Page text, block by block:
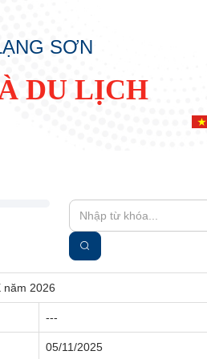
SƠN
DU LỊCH
2026
---
05/11/2025